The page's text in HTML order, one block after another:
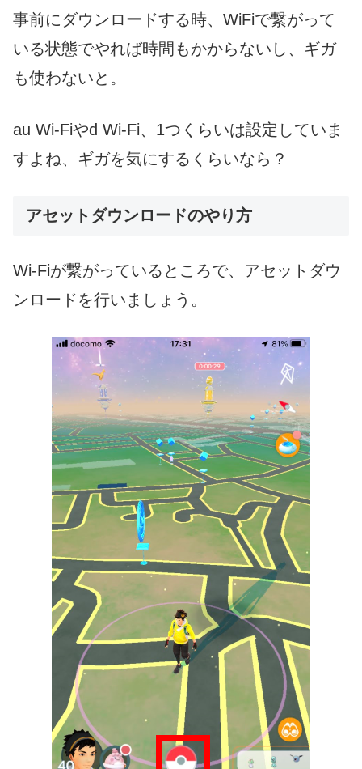
事前にダウンロードする時、WiFiで繋がって
いる状態でやれば時間もかからないし、ギガ
も使わないと。
au Wi-Fiやd Wi-Fi、1つくらいは設定していま
すよね、ギガを気にするくらいなら？
アセットダウンロードのやり方
Wi-Fiが繋がっているところで、アセットダウ
ンロードを行いましょう。